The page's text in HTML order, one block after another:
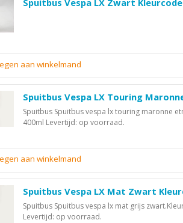
Spuitbus Vespa LX Zwart
aan winkelmand
Spuitbus Vespa LX Touring
Spuitbus Spuitbus vespa lx touring maronne
400ml Levertijd: op voorraad.
aan winkelmand
Spuitbus Vespa LX Mat Zwart
Spuitbus Spuitbus vespa lx mat grijs
Levertijd: op voorraad.